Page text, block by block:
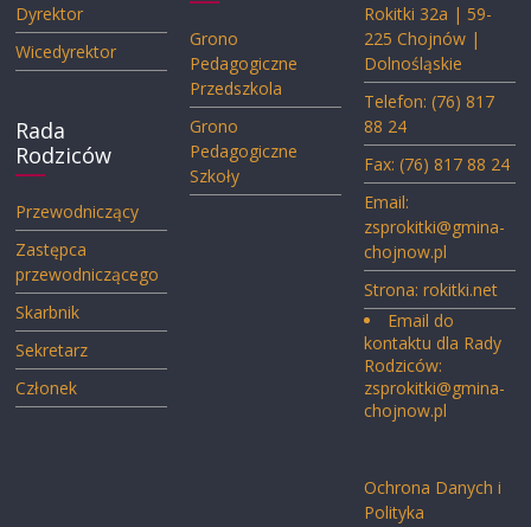
Dyrektor
Wicedyrektor
Rada
Rodziców
Przewodniczący
Zastępca
przewodniczącego
Skarbnik
Sekretarz
Członek
Grono
Pedagogiczne
Przedszkola
Grono
Pedagogiczne
Szkoły
Rokitki 32a | 59-
225 Chojnów |
Dolnośląskie
Telefon: (76) 817
88 24
Fax: (76) 817 88 24
Email:
zsprokitki@gmina-
chojnow.pl
Strona: rokitki.net
Email do
kontaktu dla Rady
Rodziców:
zsprokitki@gmina-
chojnow.pl
Ochrona Danych i
Polityka